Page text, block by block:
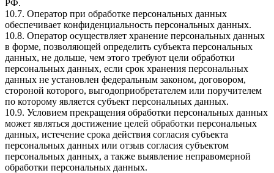
РФ.
10.7. Оператор при обработке персональных данных
обеспечивает конфиденциальность персональных данных.
10.8. Оператор осуществляет хранение персональных данных
в форме, позволяющей определить субъекта персональных
данных, не дольше, чем этого требуют цели обработки
персональных данных, если срок хранения персональных
данных не установлен федеральным законом, договором,
стороной которого, выгодоприобретателем или поручителем
по которому является субъект персональных данных.
10.9. Условием прекращения обработки персональных данных
может являться достижение целей обработки персональных
данных, истечение срока действия согласия субъекта
персональных данных или отзыв согласия субъектом
персональных данных, а также выявление неправомерной
обработки персональных данных.